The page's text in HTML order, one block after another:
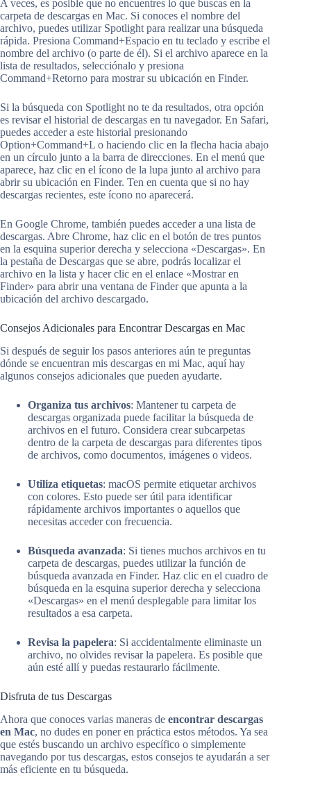
A veces, es posible que no encuentres lo que buscas en la
carpeta de descargas en Mac. Si conoces el nombre del
archivo, puedes utilizar Spotlight para realizar una búsqueda
rápida. Presiona Command+Espacio en tu teclado y escribe el
nombre del archivo (o parte de él). Si el archivo aparece en la
lista de resultados, selecciónalo y presiona
Command+Retorno para mostrar su ubicación en Finder.
Si la búsqueda con Spotlight no te da resultados, otra opción
es revisar el historial de descargas en tu navegador. En Safari,
puedes acceder a este historial presionando
Option+Command+L o haciendo clic en la flecha hacia abajo
en un círculo junto a la barra de direcciones. En el menú que
aparece, haz clic en el ícono de la lupa junto al archivo para
abrir su ubicación en Finder. Ten en cuenta que si no hay
descargas recientes, este ícono no aparecerá.
En Google Chrome, también puedes acceder a una lista de
descargas. Abre Chrome, haz clic en el botón de tres puntos
en la esquina superior derecha y selecciona «Descargas». En
la pestaña de Descargas que se abre, podrás localizar el
archivo en la lista y hacer clic en el enlace «Mostrar en
Finder» para abrir una ventana de Finder que apunta a la
ubicación del archivo descargado.
Consejos Adicionales para Encontrar Descargas en Mac
Si después de seguir los pasos anteriores aún te preguntas
dónde se encuentran mis descargas en mi Mac, aquí hay
algunos consejos adicionales que pueden ayudarte.
Organiza tus archivos: Mantener tu carpeta de
descargas organizada puede facilitar la búsqueda de
archivos en el futuro. Considera crear subcarpetas
dentro de la carpeta de descargas para diferentes tipos
de archivos, como documentos, imágenes o videos.
Utiliza etiquetas: macOS permite etiquetar archivos
con colores. Esto puede ser útil para identificar
rápidamente archivos importantes o aquellos que
necesitas acceder con frecuencia.
Búsqueda avanzada: Si tienes muchos archivos en tu
carpeta de descargas, puedes utilizar la función de
búsqueda avanzada en Finder. Haz clic en el cuadro de
búsqueda en la esquina superior derecha y selecciona
«Descargas» en el menú desplegable para limitar los
resultados a esa carpeta.
Revisa la papelera: Si accidentalmente eliminaste un
archivo, no olvides revisar la papelera. Es posible que
aún esté allí y puedas restaurarlo fácilmente.
Disfruta de tus Descargas
Ahora que conoces varias maneras de encontrar descargas
en Mac, no dudes en poner en práctica estos métodos. Ya sea
que estés buscando un archivo específico o simplemente
navegando por tus descargas, estos consejos te ayudarán a ser
más eficiente en tu búsqueda.